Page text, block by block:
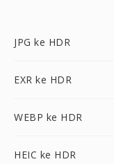
JPG ke HDR
EXR ke HDR
WEBP ke HDR
HEIC ke HDR